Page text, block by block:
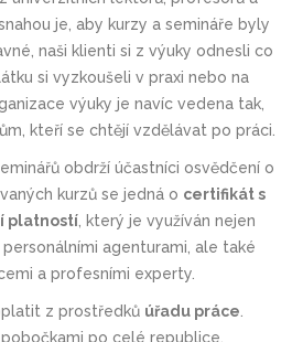
je, aby kurzy a semináře byly
naši klienti si z výuky odnesli co
si vyzkoušeli v praxi nebo na
výuky je navíc vedena tak,
kteří se chtějí vzdělávat po práci.
obdrží účastníci osvědčení o
kurzů se jedná o certifikát s
platností , který je využíván nejen
agenturami, ale také
a profesními experty.
z prostředků úřadu práce
po celé republice.